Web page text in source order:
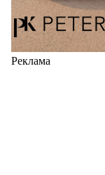
Реклама